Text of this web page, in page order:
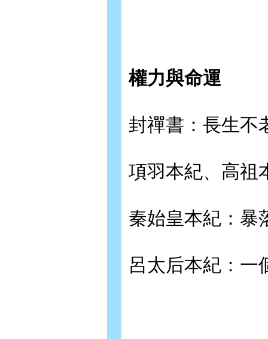
權力與命運
封禪書：長生不
項羽本紀、高祖
秦始皇本紀：暴
呂太后本紀：一